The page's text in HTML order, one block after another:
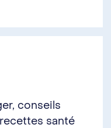
conseils
santé